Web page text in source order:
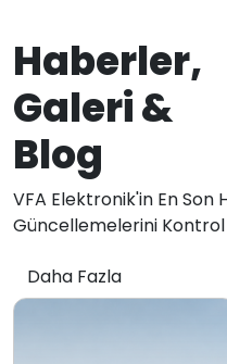
Haberler,
Galeri &
Blog
VFA Elektronik'in En Son
Güncellemelerini Kontrol
Daha Fazla